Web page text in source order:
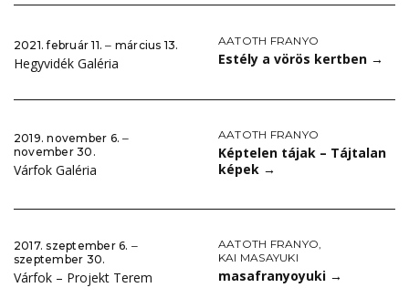
2021. február 11. ‒ március 13.
Hegyvidék Galéria
AATOTH FRANYO
Estély a vörös kertben →
2019. november 6. ‒
november 30.
Várfok Galéria
AATOTH FRANYO
Képtelen tájak – Tájtalan
képek →
2017. szeptember 6. ‒
szeptember 30.
Várfok – Projekt Terem
AATOTH FRANYO,
KAI MASAYUKI
masafranyoyuki →